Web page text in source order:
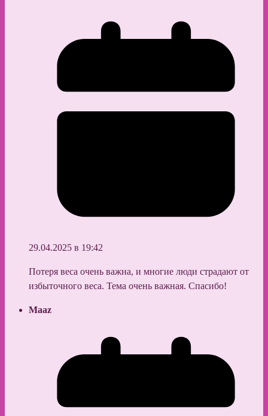
29.04.2025 в 19:42
Потеря веса очень важна, и многие люди страдают от
избыточного веса. Тема очень важная. Спасибо!
Maaz